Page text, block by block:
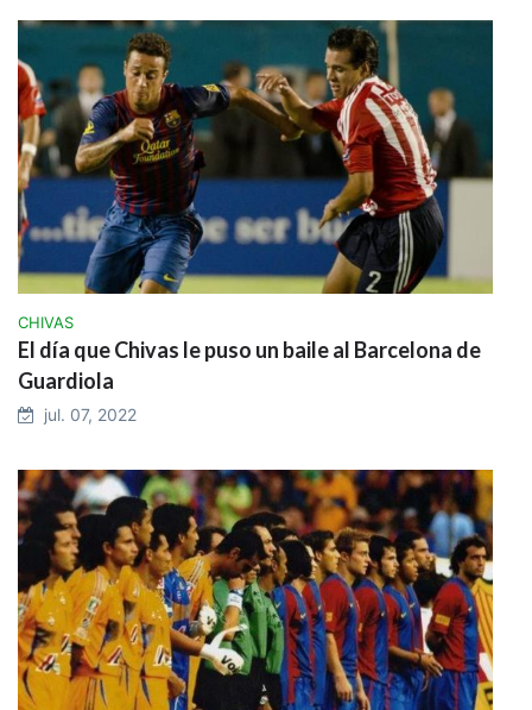
CHIVAS
El día que Chivas le puso un baile al Barcelona de
Guardiola
jul. 07, 2022